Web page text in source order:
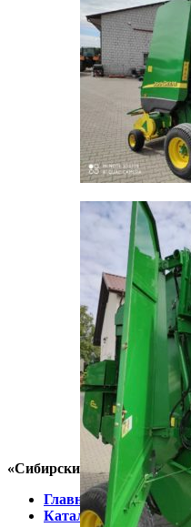
«Сибирский фермер»
Главная
Каталог